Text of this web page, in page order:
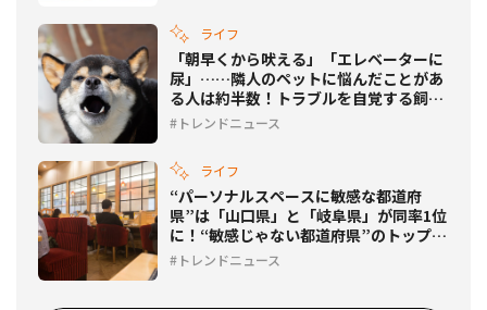
ライフ
「朝早くから吠える」「エレベーターに
尿」……隣人のペットに悩んだことがあ
る人は約半数！トラブルを自覚する飼い
主は1割超に
トレンドニュース
ライフ
“パーソナルスペースに敏感な都道府
県”は「山口県」と「岐阜県」が同率1位
に！“敏感じゃない都道府県”のトップは
どこ？
トレンドニュース